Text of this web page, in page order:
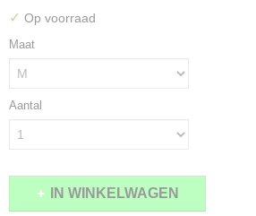
✓ Op voorraad
Maat
Aantal
IN WINKELWAGEN